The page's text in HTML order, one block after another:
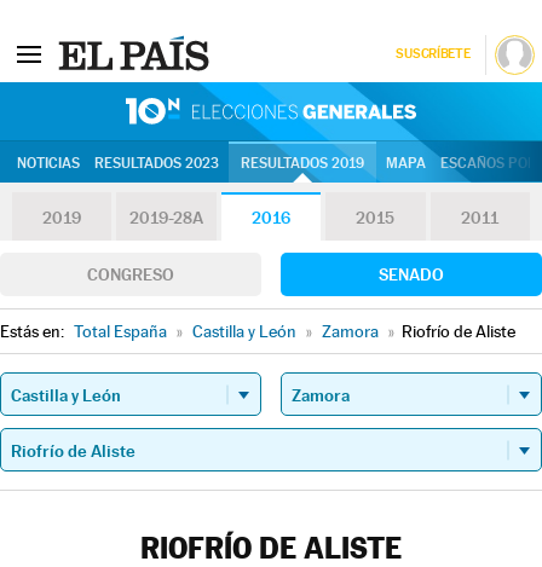
SUSCRÍBETE
NOTICIAS RESULTADOS 2023 RESULTADOS 2019 MAPA ESCAÑOS
2019 2019-28A 2016 2015 2011
CONGRESO SENADO
Estás en: Total España » Castilla y León » Zamora » Riofrío de Aliste
RIOFRÍO DE ALISTE